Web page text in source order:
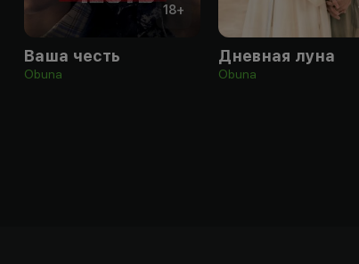
18+
Ваша честь
Obuna
Дневная луна
Obuna